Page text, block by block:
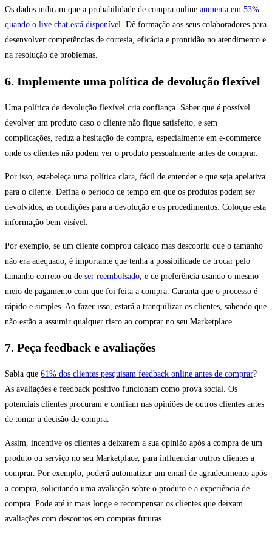
Os dados indicam que a probabilidade de compra online aumenta em 53%
quando o live chat está disponível. Dê formação aos seus colaboradores para
desenvolver competências de cortesia, eficácia e prontidão no atendimento e
na resolução de problemas.
6. Implemente uma política de devolução flexível
Uma política de devolução flexível cria confiança. Saber que é possível
devolver um produto caso o cliente não fique satisfeito, e sem
complicações, reduz a hesitação de compra, especialmente em e-commerce
onde os clientes não podem ver o produto pessoalmente antes de comprar.
Por isso, estabeleça uma política clara, fácil de entender e que seja apelativa
para o cliente. Defina o período de tempo em que os produtos podem ser
devolvidos, as condições para a devolução e os procedimentos. Coloque esta
informação bem visível.
Por exemplo, se um cliente comprou calçado mas descobriu que o tamanho
não era adequado, é importante que tenha a possibilidade de trocar pelo
tamanho correto ou de ser reembolsado , e de preferência usando o mesmo
meio de pagamento com que foi feita a compra. Garanta que o processo é
rápido e simples. Ao fazer isso, estará a tranquilizar os clientes, sabendo que
não estão a assumir qualquer risco ao comprar no seu Marketplace.
7. Peça feedback e avaliações
Sabia que 61% dos clientes pesquisam feedback online antes de comprar?
As avaliações e feedback positivo funcionam como prova social. Os
potenciais clientes procuram e confiam nas opiniões de outros clientes antes
de tomar a decisão de compra.
Assim, incentive os clientes a deixarem a sua opinião após a compra de um
produto ou serviço no seu Marketplace, para influenciar outros clientes a
comprar. Por exemplo, poderá automatizar um email de agradecimento após
a compra, solicitando uma avaliação sobre o produto e a experiência de
compra. Pode até ir mais longe e recompensar os clientes que deixam
avaliações com descontos em compras futuras.